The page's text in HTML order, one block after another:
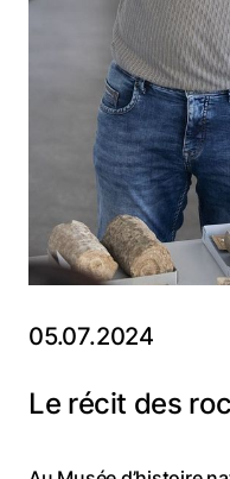
05.07.2024
Le récit des